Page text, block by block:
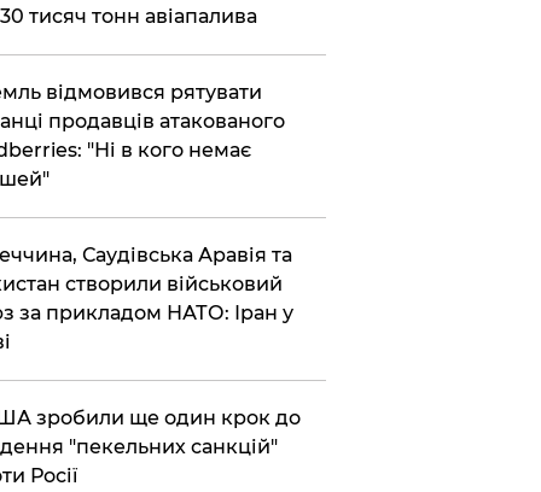
тисяч тонн авіапалива
відмовився рятувати
продавців атакованого
"Ні в кого немає
Саудівська Аравія та
створили військовий
за прикладом НАТО: Іран у
зробили ще один крок до
"пекельних санкцій"
Росії